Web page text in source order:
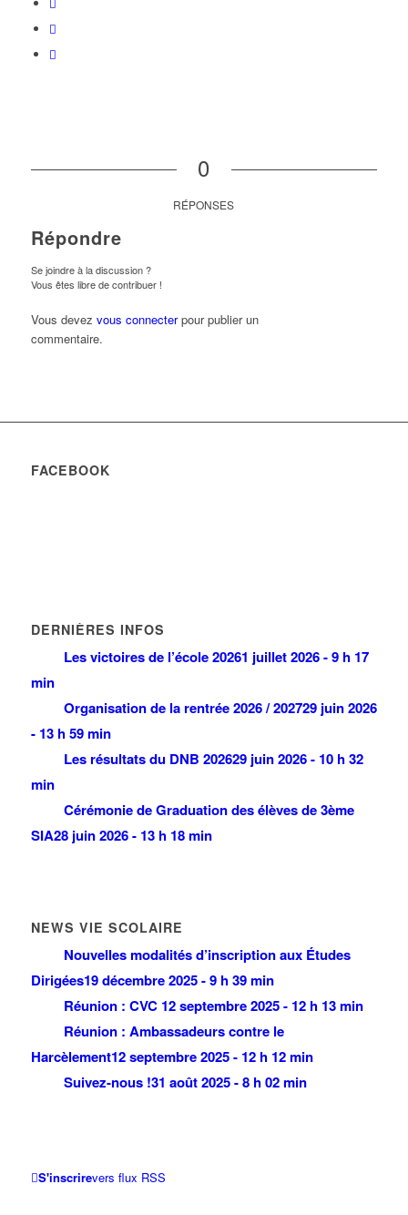
0
RÉPONSES
Répondre
Se joindre à la discussion ?
Vous êtes libre de contribuer !
Vous devez vous connecterpour publier un
commentaire.
FACEBOOK
DERNIÈRES INFOS
Les victoires de l’école 20261 juillet 2026 - 9 h 17
min
Organisation de la rentrée 2026 / 202729 juin 2026
- 13 h 59 min
Les résultats du DNB 202629 juin 2026 - 10 h 32
min
Cérémonie de Graduation des élèves de 3ème
SIA28 juin 2026 - 13 h 18 min
NEWS VIE SCOLAIRE
Nouvelles modalités d’inscription aux Études
Dirigées19 décembre 2025 - 9 h 39 min
Réunion : CVC 12 septembre 2025 - 12 h 13 min
Réunion : Ambassadeurs contre le
Harcèlement12 septembre 2025 - 12 h 12 min
Suivez-nous !31 août 2025 - 8 h 02 min
S'inscrirevers flux RSS